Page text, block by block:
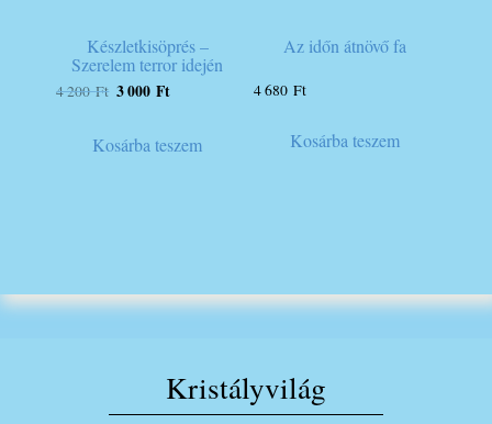
Készletkisöprés –
Szerelem terror idején
4 200Ft Original
was:
4
3 000 Ft
3
Kosárba teszem
Az időn átnövő fa
4 680 Ft
Kosárba teszem
Kristályvilág